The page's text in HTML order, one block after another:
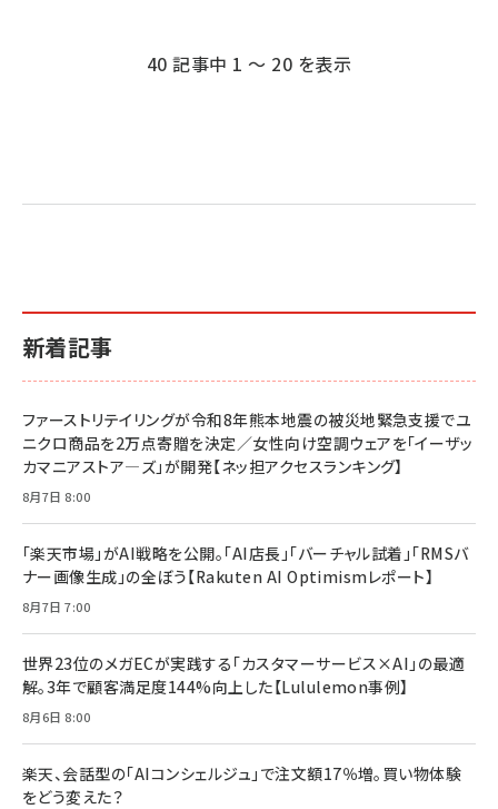
ジ
40 記事中 1 ～ 20 を表示
新着記事
ファーストリテイリングが令和8年熊本地震の被災地緊急支援でユ
ニクロ商品を2万点寄贈を決定／女性向け空調ウェアを「イーザッ
カマニアストア―ズ」が開発【ネッ担アクセスランキング】
8月7日 8:00
「楽天市場」がAI戦略を公開。「AI店長」「バーチャル試着」「RMSバ
ナー画像生成」の全ぼう【Rakuten AI Optimismレポート】
8月7日 7:00
世界23位のメガECが実践する「カスタマーサービス×AI」の最適
解。3年で顧客満足度144%向上した【Lululemon事例】
8月6日 8:00
楽天、会話型の「AIコンシェルジュ」で注文額17％増。買い物体験
をどう変えた？